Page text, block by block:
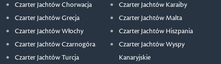
Czarter Jachtów Chorwacja
Czarter Jachtów Grecja
Czarter Jachtów Włochy
Czarter Jachtów Czarnogóra
Czarter Jachtów Turcja
Czarter Jachtów Karaiby
Czarter Jachtów Malta
Czarter Jachtów Hiszpania
Czarter Jachtów Wyspy
Kanaryjskie